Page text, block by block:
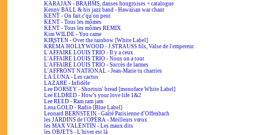
KARAJAN - BRAHMS, danses hongroises + catalogue
Kenny BALL & his jazz band - Hawaiian war chant
KENT - On fait c'qu'on peut
KENT - Tous les mômes
KENT - Tous les mômes REMIX
Kim WILDE - You came
KIRSTEN - Over the rainbow [White Label]
KRÉMA HOLLYWOOD - J.STRAUSS fils, Valse de l'empereur
L'AFFAIRE LOUIS TRIO - Il y a ceux
L'AFFAIRE LOUIS TRIO - Nous on a tout
L'AFFAIRE LOUIS TRIO - Succès de larmes
L'AFFRONT NATIONAL - Jean-Marie tu charries
LA LUNA - Les cactus
LAZARE - Infidèle
Lee DORSEY - Shortnin' bread [monoface White Label]
Lee ELDRED - How's your love life 1&2
Lee REED - Ram ram jam
Lena GOLD - Radio [Blue Label]
Leonard BERNSTEIN - Gaîté Parisienne d'Offenbach
les JARDINS de l'OPÉRA - Meilleurs vœux
les MAX VALENTIN - Les maux dits
les OBJETS - L'hiver est là